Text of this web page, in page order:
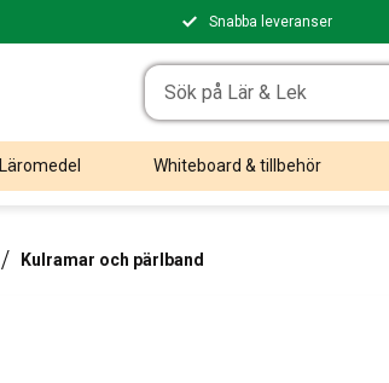
Snabba leveranser
Läromedel Whiteboard & tillbehör
Kulramar och pärlband